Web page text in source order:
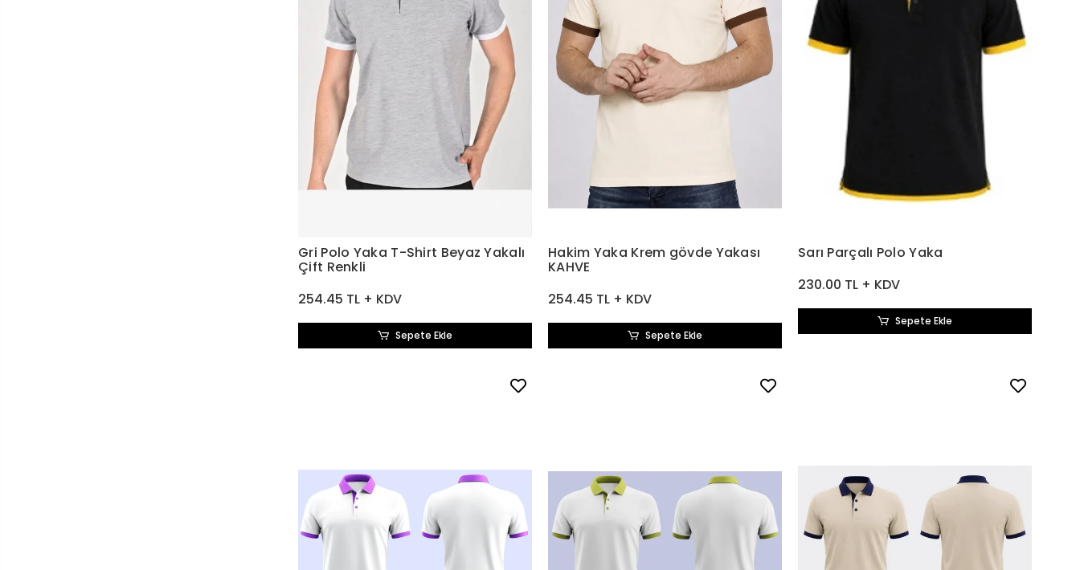
Gri Polo Yaka T-Shirt Beyaz Yakalı
Çift Renkli
254.45 TL + KDV
Sepete Ekle
Hakim Yaka Krem gövde Yakası
KAHVE
254.45 TL + KDV
Sepete Ekle
Sarı Parçalı Polo Yaka
230.00 TL + KDV
Sepete Ekle